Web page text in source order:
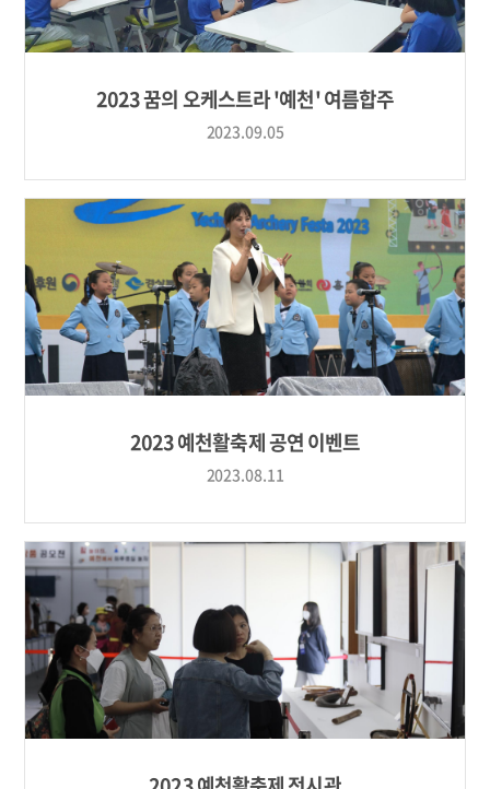
2023 꿈의 오케스트라 '예천' 여름합주
2023.09.05
2023 예천활축제 공연 이벤트
2023.08.11